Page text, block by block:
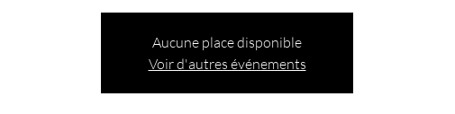
Aucune place disponible
Voir d'autres événements